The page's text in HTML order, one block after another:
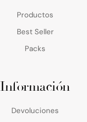
Productos
Best Seller
Packs
Información
Devoluciones